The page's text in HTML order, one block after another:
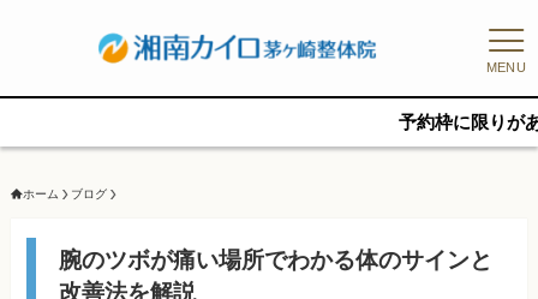
MENU
予約枠に限りがあるため、
ホーム ブログ
腕のツボが痛い場所でわかる体のサインと
改善法を解説